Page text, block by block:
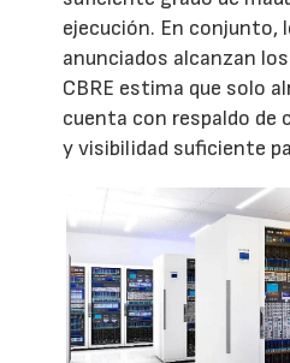
ejecución. En conjunto,
anunciados alcanzan los
CBRE estima que solo
cuenta con respaldo
y visibilidad suficiente